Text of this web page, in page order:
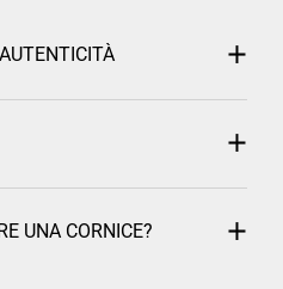
UNA CORNICE?